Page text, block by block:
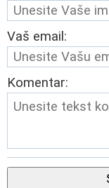
Vaš email:
Komentar: